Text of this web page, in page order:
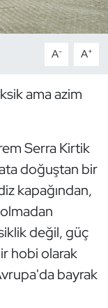
A- A+
ama azim
Serra Kirtik
doğuştan bir
kapağından,
değil, güç
hobi olarak
bayrak